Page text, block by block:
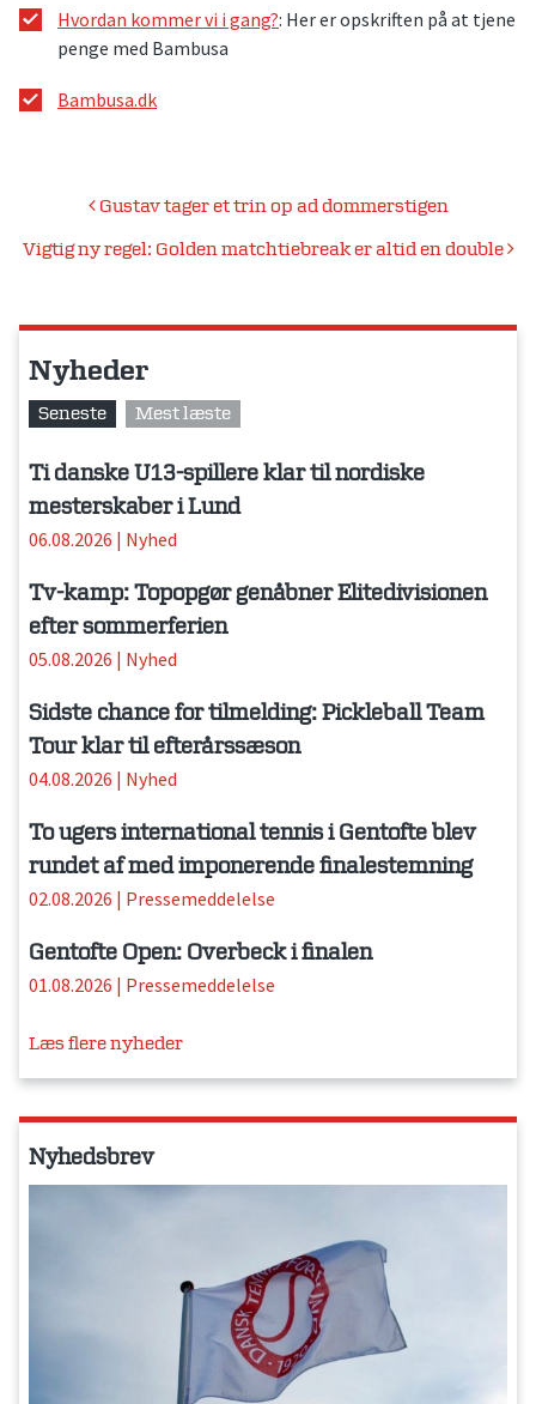
Hvordan kommer vi i gang?: Her er opskriften på at tjene
penge med Bambusa
Bambusa.dk
Indlægsnavigation
Gustav tager et trin op ad dommerstigen
Vigtig ny regel: Golden matchtiebreak er altid en double
Nyheder
Seneste Mest læste
Ti danske U13-spillere klar til nordiske
mesterskaber i Lund
06.08.2026 | Nyhed
Tv-kamp: Topopgør genåbner Elitedivisionen
efter sommerferien
05.08.2026 | Nyhed
Sidste chance for tilmelding: Pickleball Team
Tour klar til efterårssæson
04.08.2026 | Nyhed
To ugers international tennis i Gentofte blev
rundet af med imponerende finalestemning
02.08.2026 | Pressemeddelelse
Gentofte Open: Overbeck i finalen
01.08.2026 | Pressemeddelelse
Læs flere nyheder
Nyhedsbrev